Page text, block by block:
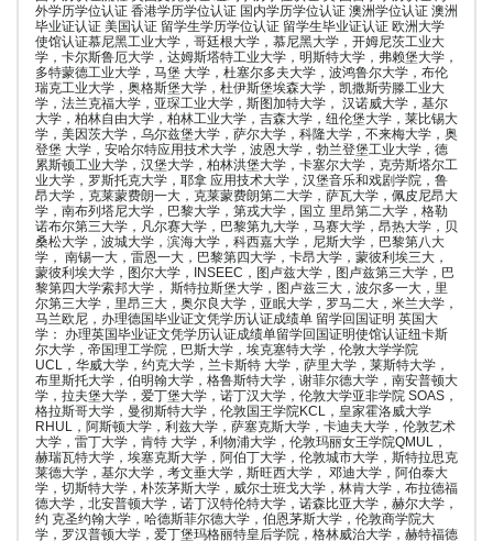
外学历学位认证 香港学历学位认证 国内学历学位认证 澳洲学位认证 澳洲
毕业证认证 美国认证 留学生学历学位认证 留学生毕业证认证 欧洲大学
使馆认证慕尼黑工业大学，哥廷根大学，慕尼黑大学，开姆尼茨工业大
学，卡尔斯鲁厄大学，达姆斯塔特工业大学，明斯特大学，弗赖堡大学，
多特蒙德工业大学，马堡 大学，杜塞尔多夫大学，波鸿鲁尔大学，布伦
瑞克工业大学，奥格斯堡大学，杜伊斯堡埃森大学，凯撒斯劳滕工业大
学，法兰克福大学，亚琛工业大学，斯图加特大学， 汉诺威大学，基尔
大学，柏林自由大学，柏林工业大学，吉森大学，纽伦堡大学，莱比锡大
学，美因茨大学，乌尔兹堡大学，萨尔大学，科隆大学，不来梅大学，奥
登堡 大学，安哈尔特应用技术大学，波恩大学，勃兰登堡工业大学，德
累斯顿工业大学，汉堡大学，柏林洪堡大学，卡塞尔大学，克劳斯塔尔工
业大学，罗斯托克大学，耶拿 应用技术大学，汉堡音乐和戏剧学院，鲁
昂大学，克莱蒙费朗一大，克莱蒙费朗第二大学，萨瓦大学，佩皮尼昂大
学，南布列塔尼大学，巴黎大学，第戎大学，国立 里昂第二大学，格勒
诺布尔第三大学，凡尔赛大学，巴黎第九大学，马赛大学，昂热大学，贝
桑松大学，波城大学，滨海大学，科西嘉大学，尼斯大学，巴黎第八大
学， 南锡一大，雷恩一大，巴黎第四大学，卡昂大学，蒙彼利埃三大，
蒙彼利埃大学，图尔大学，INSEEC，图卢兹大学，图卢兹第三大学，巴
黎第四大学索邦大学， 斯特拉斯堡大学，图卢兹三大，波尔多一大，里
尔第三大学，里昂三大，奥尔良大学，亚眠大学，罗马二大，米兰大学，
马兰欧尼，办理德国毕业证文凭学历认证成绩单 留学回国证明 英国大
学： 办理英国毕业证文凭学历认证成绩单留学回国证明使馆认证纽卡斯
尔大学，帝国理工学院，巴斯大学，埃克塞特大学，伦敦大学学院
UCL，华威大学，约克大学，兰卡斯特 大学，萨里大学，莱斯特大学，
布里斯托大学，伯明翰大学，格鲁斯特大学，谢菲尔德大学，南安普顿大
学，拉夫堡大学，爱丁堡大学，诺丁汉大学，伦敦大学亚非学院 SOAS，
格拉斯哥大学，曼彻斯特大学，伦敦国王学院KCL，皇家霍洛威大学
RHUL，阿斯顿大学，利兹大学，萨塞克斯大学，卡迪夫大学，伦敦艺术
大学，雷丁大学，肯特 大学，利物浦大学，伦敦玛丽女王学院QMUL，
赫瑞瓦特大学，埃塞克斯大学，阿伯丁大学，伦敦城市大学，斯特拉思克
莱德大学，基尔大学，考文垂大学，斯旺西大学， 邓迪大学，阿伯泰大
学，切斯特大学，朴茨茅斯大学，威尔士班戈大学，林肯大学，布拉德福
德大学，北安普顿大学，诺丁汉特伦特大学，诺森比亚大学，赫尔大学，
约 克圣约翰大学，哈德斯菲尔德大学，伯恩茅斯大学，伦敦商学院大
学，罗汉普顿大学，爱丁堡玛格丽特皇后学院，格林威治大学，赫特福德